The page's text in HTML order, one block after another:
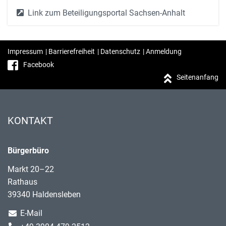
Link zum Beteiligungsportal Sachsen-Anhalt
Impressum | Barrierefreiheit | Datenschutz |Anmeldung
Facebook
Seitenanfang
KONTAKT
Bürgerbüro
Markt 20–22
Rathaus
39340 Haldensleben
E-Mail